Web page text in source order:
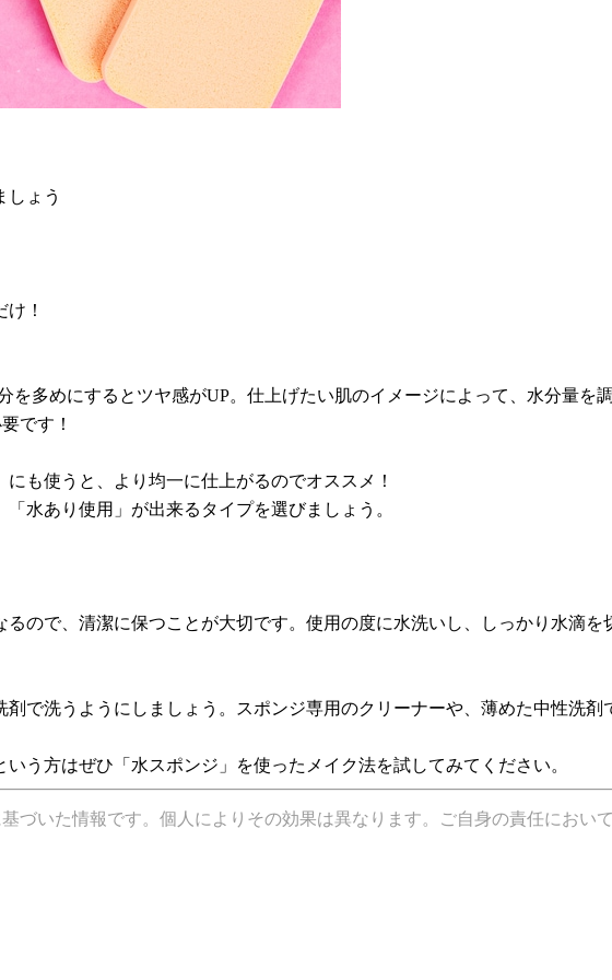
しょう
！
多めにするとツヤ感がUP。仕上げたい肌のイメージによって、水分量を調
です！
も使うと、より均一に仕上がるのでオススメ！
水あり使用」が出来るタイプを選びましょう。
ので、清潔に保つことが大切です。使用の度に水洗いし、しっかり水滴を
で洗うようにしましょう。スポンジ専用のクリーナーや、薄めた中性洗剤
う方はぜひ「水スポンジ」を使ったメイク法を試してみてください。
づいた情報です。個人によりその効果は異なります。ご自身の責任におい